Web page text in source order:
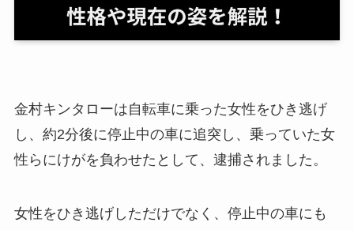
金村キンタローは自転車に乗った女性をひき逃げ
し、約2分後に停止中の車に追突し、乗っていた女
性らにけがを負わせたとして、逮捕されました。
女性をひき逃げしただけでなく、停止中の車にも